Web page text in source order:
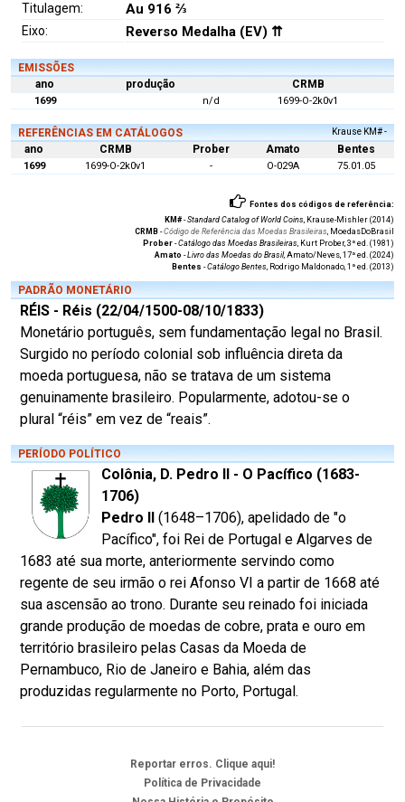
Titulagem: Au 916 ⅔
Eixo: Reverso Medalha (EV) ⇈
EMISSÕES
ano
produção CRMB
1699 n/d 1699-O-2k0v1
REFERÊNCIAS EM CATÁLOGOS Krause KM# -
ano CRMB Prober Amato Bentes
1699 1699-O-2k0v1 - O-029A 75.01.05
Fontes dos códigos de referência:
KM#-Standard Catalog of World Coins, Krause-Mishler (2014)
CRMB -Código de Referência das Moedas Brasileiras, MoedasDoBrasil
Prober -Catálogo das Moedas Brasileiras, Kurt Prober, 3ª ed. (1981)
Amato -Livro das Moedas do Brasil, Amato/Neves, 17ª ed. (2024)
Bentes -Catálogo Bentes, Rodrigo Maldonado, 1ª ed. (2013)
PADRÃO MONETÁRIO
RÉIS - Réis (22/04/1500-08/10/1833)
Monetário português, sem fundamentação legal no Brasil.
Surgido no período colonial sob influência direta da
moeda portuguesa, não se tratava de um sistema
genuinamente brasileiro. Popularmente, adotou-se o
plural “réis” em vez de “reais”.
PERÍODO POLÍTICO
Colônia, D. Pedro II - O Pacífico (1683-
1706)
Pedro II
(1648–1706), apelidado de "o
Pacífico", foi Rei de Portugal e Algarves de
1683 até sua morte, anteriormente servindo como
regente de seu irmão o rei Afonso VI a partir de 1668 até
sua ascensão ao trono. Durante seu reinado foi iniciada
grande produção de moedas de cobre, prata e ouro em
território brasileiro pelas Casas da Moeda de
Pernambuco, Rio de Janeiro e Bahia, além das
produzidas regularmente no Porto, Portugal.
Reportar erros. Clique aqui!
Política de Privacidade